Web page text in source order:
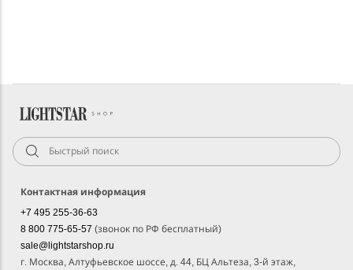
Контактная информация
+7 495 255-36-63
8 800 775-65-57 (звонок по РФ бесплатный)
sale@lightstarshop.ru
г. Москва, Алтуфьевское шоссе, д. 44, БЦ Альтеза, 3-й этаж,